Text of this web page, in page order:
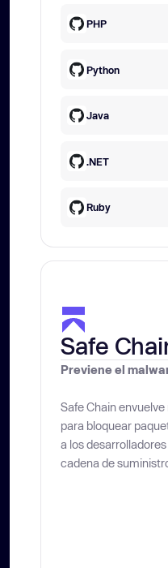
PHP
Python
Java
.NET
Ruby
Safe
Previene el
Safe Chain
para bloquear
a los
cadena de